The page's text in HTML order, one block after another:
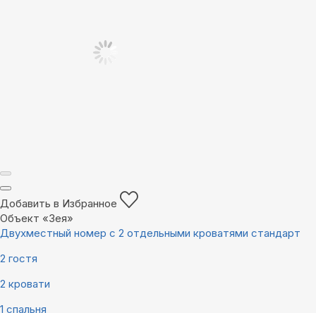
Добавить в Избранное
Объект «Зея»
Двухместный номер с 2 отдельными кроватями стандарт
2 гостя
2 кровати
1 спальня